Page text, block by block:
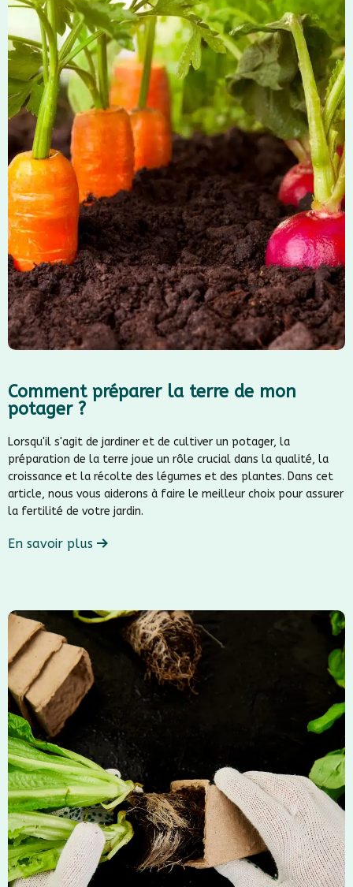
Comment préparer la terre de mon
potager ?
Lorsqu'il s'agit de jardiner et de cultiver un potager, la
préparation de la terre joue un rôle crucial dans la qualité, la
croissance et la récolte des légumes et des plantes. Dans cet
article, nous vous aiderons à faire le meilleur choix pour assurer
la fertilité de votre jardin.
En savoir plus